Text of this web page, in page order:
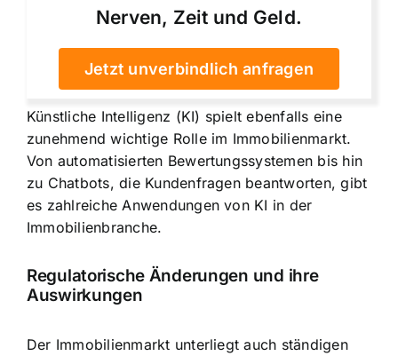
Nerven, Zeit und Geld.
Jetzt unverbindlich anfragen
Künstliche Intelligenz (KI) spielt ebenfalls eine
zunehmend wichtige Rolle im Immobilienmarkt.
Von automatisierten Bewertungssystemen bis hin
zu Chatbots, die Kundenfragen beantworten, gibt
es zahlreiche Anwendungen von KI in der
Immobilienbranche.
Regulatorische Änderungen und ihre
Auswirkungen
Der Immobilienmarkt unterliegt auch ständigen